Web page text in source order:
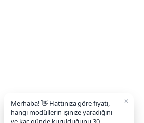
Merhaba! 👋 Hattınıza göre fiyatı,
hangi modüllerin işinize yaradığını
✕